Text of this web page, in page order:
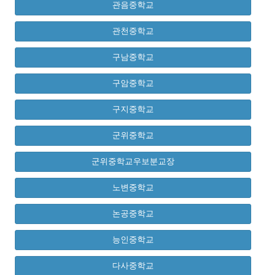
관음중학교
관천중학교
구남중학교
구암중학교
구지중학교
군위중학교
군위중학교우보분교장
노변중학교
논공중학교
능인중학교
다사중학교